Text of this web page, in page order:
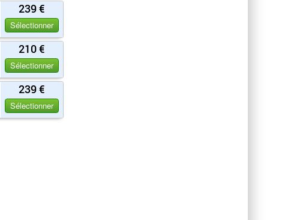
239 €
Sélectionner
210 €
Sélectionner
239 €
Sélectionner